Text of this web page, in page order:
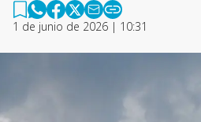
1 de junio de 2026 | 10:31